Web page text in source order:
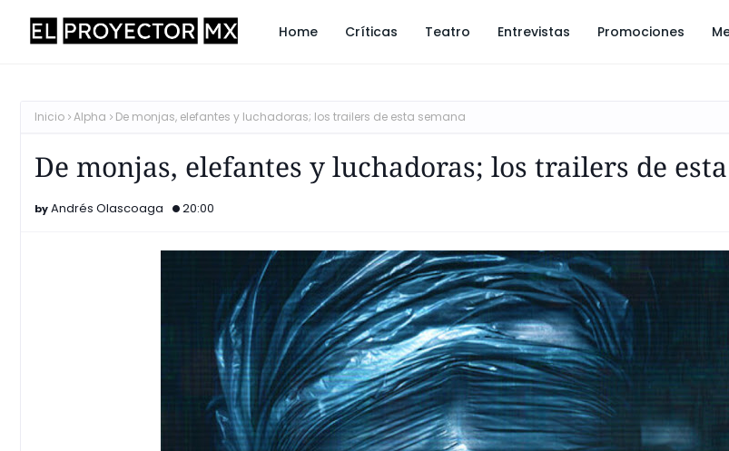
Home Críticas Teatro Entrevistas Promociones
Inicio Alpha De monjas, elefantes y luchadoras; los trailers de esta semana
De monjas, elefantes y luchadoras; los trailers de
Andrés Olascoaga 20:00